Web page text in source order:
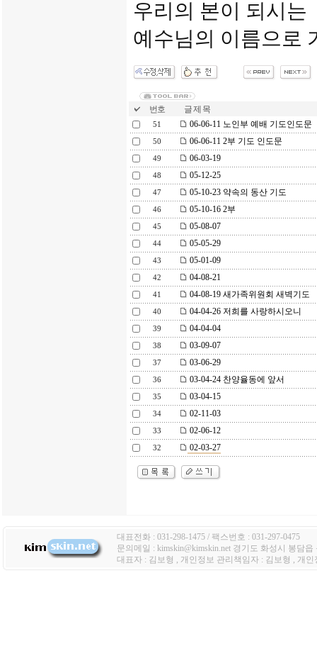
우리의 본이 되시는
예수님의 이름으로
번호 글 제 목
51 06-06-11 노인부 예배 기도인도문
50 06-06-11 2부 기도 인도문
49 06-03-19
48 05-12-25
47 05-10-23 약속의 동산 기도
46 05-10-16 2부
45 05-08-07
44 05-05-29
43 05-01-09
42 04-08-21
41 04-08-19 새가족위원회 새벽기도
40 04-04-26 저희를 사랑하시오니
39 04-04-04
38 03-09-07
37 03-06-29
36 03-04-24 찬양율동에 앞서
35 03-04-15
34 02-11-03
33 02-06-12
32 02-03-27
대표전화 : 031-298-1475 / 팩스번호 : 031-297-0475
문의메일 : kimskin@kimskin.net 경기도 화성시 봉담
대표자 : 김보형 , 개인정보 관리책임자 : 김보형 , 개